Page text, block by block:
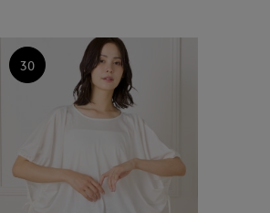
30